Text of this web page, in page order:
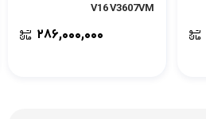
V16 V3607VM
۲۸۶,۰۰۰,۰۰۰